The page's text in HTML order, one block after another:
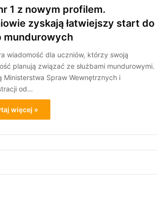
1 z nowym profilem.
zyskają łatwiejszy start do
mundurowych
wiadomość dla uczniów, którzy swoją
planują związać ze służbami mundurowymi.
Ministerstwa Spraw Wewnętrznych i
od…
więcej »